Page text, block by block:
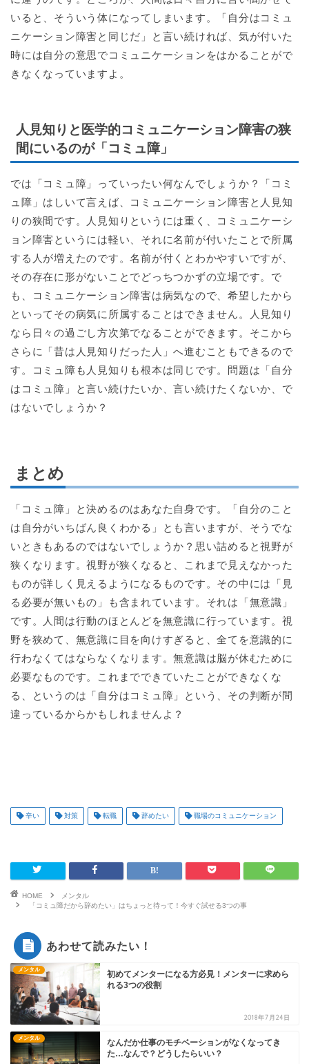
いると、そういう体になってしまいます。「自分はコミュ
ニケーション障害と同じだ」と言い続ければ、気が付いた
時には自分の意思でコミュニケーションをはかることがで
きなくなっていますよ。
人見知りと医学的コミュニケーション障害の狭
間にいるのが「コミュ障」
では「コミュ障」っていったい何なんでしょうか？「コミ
ュ障」はしいて言えば、コミュニケーション障害と人見知
りの狭間です。人見知りというには重く、コミュニケーシ
ョン障害というには軽い、それに名前が付いたことで所属
する人が増えたのです。名前が付くとわかやすいですが、
その存在に形がないことでどっちつかずの立場です。で
も、コミュニケーション障害は病気なので、希望したから
といってその病気に所属することはできません。人見知り
なら日々の過ごし方次第でなることができます。そこから
さらに「昔は人見知りだった人」へ進むこともできるので
す。コミュ障も人見知りも根本は同じです。問題は「自分
はコミュ障」と言い続けたいか、言い続けたくないか、で
はないでしょうか？
まとめ
「コミュ障」と決めるのはあなた自身です。「自分のこと
は自分がいちばん良くわかる」とも言いますが、そうでな
いときもあるのではないでしょうか？思い詰めると視野が
狭くなります。視野が狭くなると、これまで見えなかった
ものが詳しく見えるようになるものです。その中には「見
る必要が無いもの」も含まれています。それは「無意識」
です。人間は行動のほとんどを無意識に行っています。視
野を狭めて、無意識に目を向けすぎると、全てを意識的に
行わなくてはならなくなります。無意識は脳が休むために
必要なものです。これまでできていたことができなくな
る、というのは「自分はコミュ障」という、その判断が間
違っているからかもしれませんよ？
辛い 対策 転職 辞めたい 職場のコミュニケーション
HOME
メンタル
「コミュ障だから辞めたい」はちょっと待って！今すぐ試せる3つの事
あわせて読みたい！
メンタル
初めてメンターになる方必見！メンターに求めら
れる3つの役割
2018年7月24日
メンタル
なんだか仕事のモチベーションがなくなってき
た…なんで？どうしたらいい？